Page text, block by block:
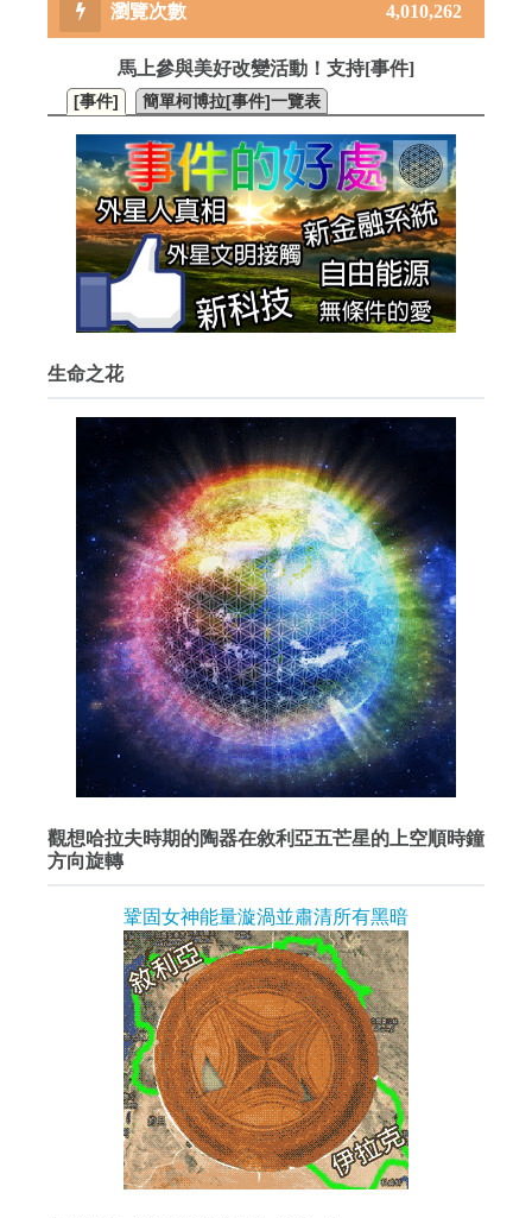
4,010,262
馬上參與美好改變活動！支持[事件]
[事件] 簡單柯博拉[事件]一覽表
生命之花
觀想哈拉夫時期的陶器在敘利亞五芒星的上空順時鐘
方向旋轉
鞏固女神能量漩渦並肅清所有黑暗